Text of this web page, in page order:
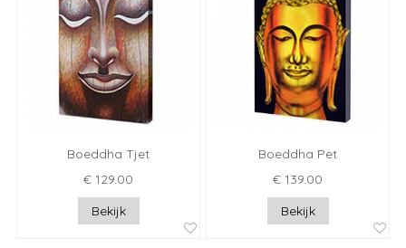
Boeddha Tjet
€ 129.00
Bekijk
Boeddha Pet
€ 139.00
Bekijk